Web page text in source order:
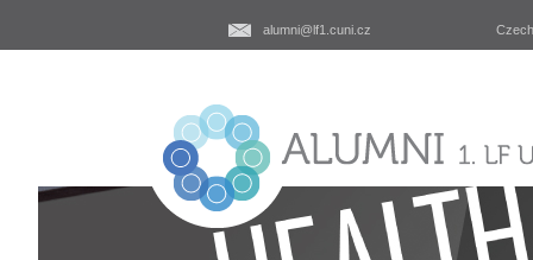
alumni@lf1.cuni.cz Czech